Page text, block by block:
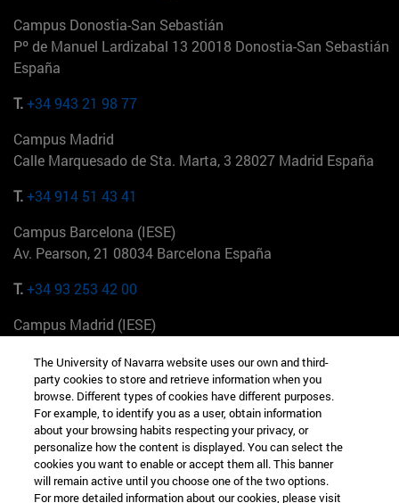
Campus Donostia-San Sebastián
Pº de Manuel Lardizabal 13 20018 Donostia-San Sebastián
España
T.+34 943 21 98 77
Campus Madrid
Calle Marquesado de Sta. Marta, 3 28027 Madrid España
T.+34 914 51 43 41
Campus Barcelona (IESE)
Av. Pearson, 21 08034 Barcelona España
T.+34 93 253 42 00
Campus Madrid (IESE)
+34 912 11 30 00
Campus Nueva York (IESE)
165 W 57th St 10019-2201 Nueva York EE.UU
+1 646 346 8850
The University of Navarra website uses our own and third-
party cookies to store and retrieve information when you
browse. Different types of cookies have different purposes.
For example, to identify you as a user, obtain information
about your browsing habits respecting your privacy, or
personalize how the content is displayed. You can select the
cookies you want to enable or accept them all. This banner
will remain active until you choose one of the two options.
For more detailed information about our cookies, please visit